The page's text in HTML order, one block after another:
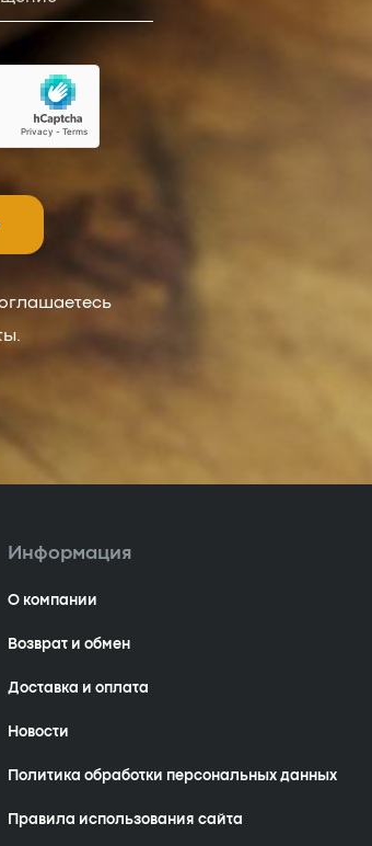
Информация
О компании
Возврат и обмен
Доставка и оплата
Новости
Политика обработки персональных данных
Правила использования сайта